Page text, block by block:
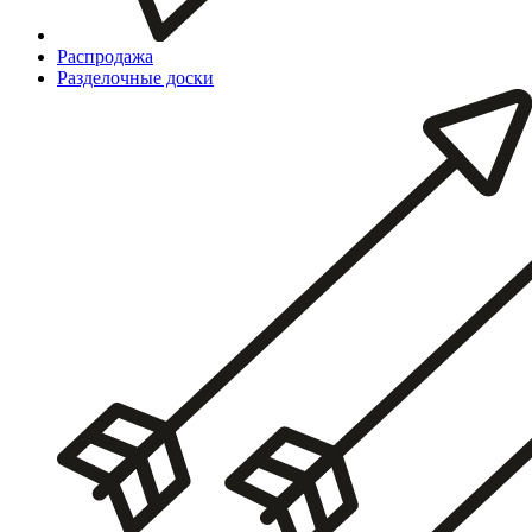
Распродажа
Разделочные доски